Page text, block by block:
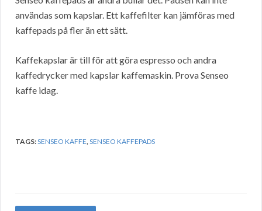
användas som kapslar. Ett kaffefilter kan jämföras med
kaffepads på fler än ett sätt.
Kaffekapslar är till för att göra espresso och andra
kaffedrycker med kapslar kaffemaskin. Prova Senseo
kaffe idag.
TAGS:SENSEO KAFFE SENSEO KAFFEPADS